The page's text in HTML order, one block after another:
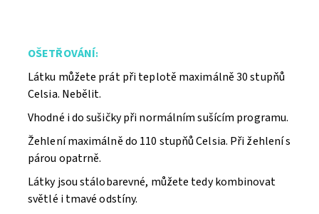
OŠETŘOVÁNÍ:
Látku můžete prát při teplotě maximálně 30 stupňů
Celsia. Nebělit.
Vhodné i do sušičky při normálním sušícím programu.
Žehlení maximálně do 110 stupňů Celsia. Při žehlení s
párou opatrně.
Látky jsou stálobarevné, můžete tedy kombinovat
světlé i tmavé odstíny.